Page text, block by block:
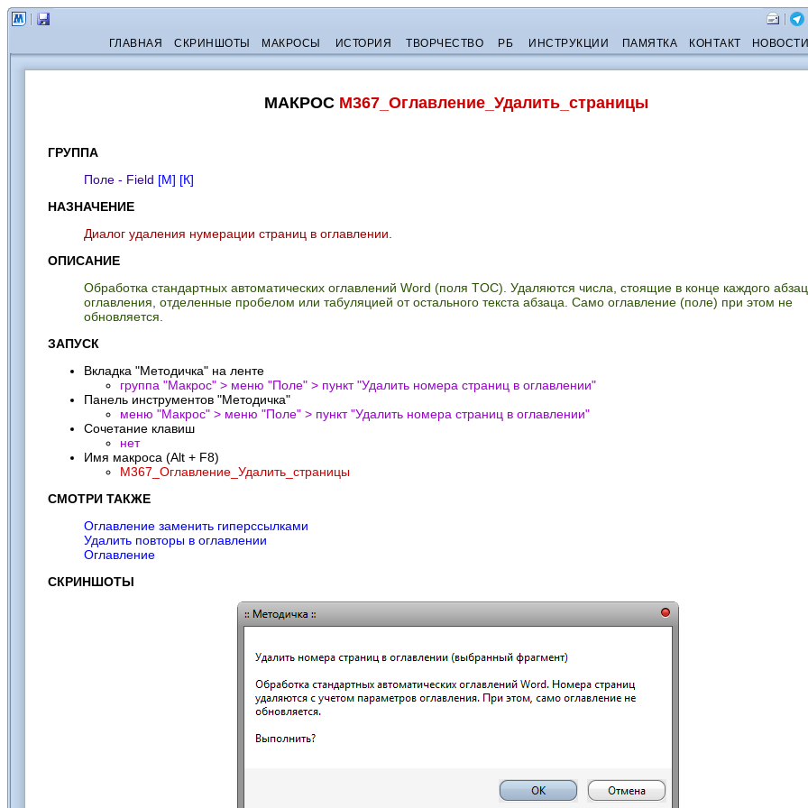
ГЛАВНАЯ СКРИНШОТЫ МАКРОСЫ ИСТОРИЯ ТВОРЧЕСТВО РБ ИНСТРУКЦИИ ПАМЯТКА КОНТАКТ
МАКРОС M367_Оглавление_Удалить_страницы
ГРУППА
Поле - Field [М] [К]
НАЗНАЧЕНИЕ
Диалог удаления нумерации страниц в оглавлении.
ОПИСАНИЕ
Обработка стандартных автоматических оглавлений Word (поля TOC). Удаляются числа, стоящие в конце каждого
оглавления, отделенные пробелом или табуляцией от остального текста абзаца. Само оглавление (поле) при этом не
обновляется.
ЗАПУСК
Вкладка "Методичка" на ленте
группа "Макрос" > меню "Поле" > пункт "Удалить номера страниц в оглавлении"
Панель инструментов "Методичка"
меню "Макрос" > меню "Поле" > пункт "Удалить номера страниц в оглавлении"
Сочетание клавиш
нет
Имя макроса (Alt + F8)
M367_Оглавление_Удалить_страницы
СМОТРИ ТАКЖЕ
Оглавление заменить гиперссылками
Удалить повторы в оглавлении
Оглавление
СКРИНШОТЫ